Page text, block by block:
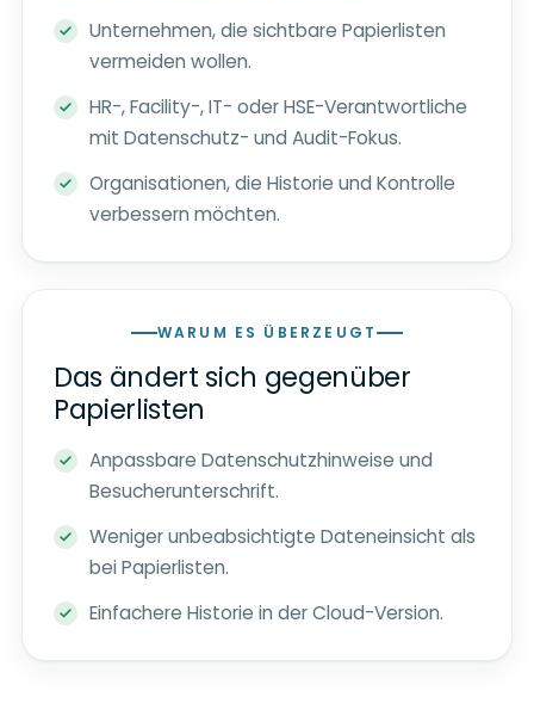
Unternehmen, die sichtbare Papierlisten
vermeiden wollen.
HR-, Facility-, IT- oder HSE-Verantwortliche
mit Datenschutz- und Audit-Fokus.
Organisationen, die Historie und Kontrolle
verbessern möchten.
WARUM ES ÜBERZEUGT
Das ändert sich gegenüber
Papierlisten
Anpassbare Datenschutzhinweise und
Besucherunterschrift.
Weniger unbeabsichtigte Dateneinsicht als
bei Papierlisten.
Einfachere Historie in der Cloud-Version.